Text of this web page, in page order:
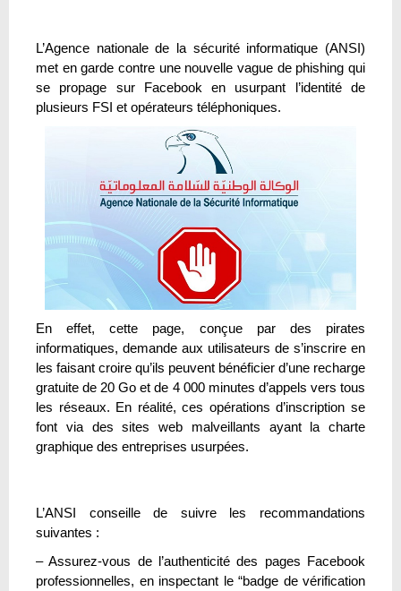
L’Agence nationale de la sécurité informatique (ANSI)
met en garde contre une nouvelle vague de phishing qui
se propage sur Facebook en usurpant l’identité de
plusieurs FSI et opérateurs téléphoniques.
En effet, cette page, conçue par des pirates
informatiques, demande aux utilisateurs de s’inscrire en
les faisant croire qu’ils peuvent bénéficier d’une recharge
gratuite de 20 Go et de 4 000 minutes d’appels vers tous
les réseaux. En réalité, ces opérations d’inscription se
font via des sites web malveillants ayant la charte
graphique des entreprises usurpées.
L’ANSI conseille de suivre les recommandations
suivantes :
– Assurez-vous de l’authenticité des pages Facebook
professionnelles, en inspectant le “badge de vérification